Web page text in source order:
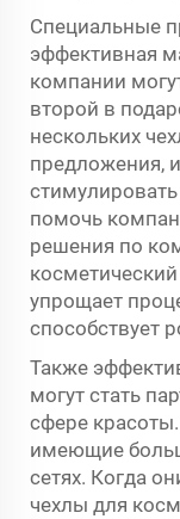
Специальные
эффективная
компании
второй в
нескольких
предложения,
помочь
решения по
упрощает
способствует
Также
могут стать
сфере
имеющие
сетях. Когда
чехлы для